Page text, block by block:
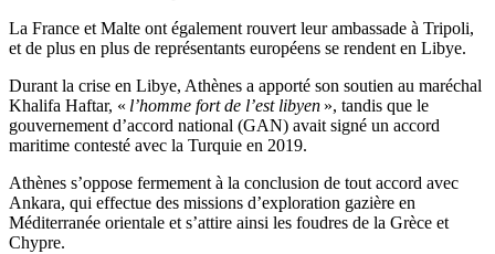
La France et Malte ont également rouvert leur ambassade à Tripoli,
et de plus en plus de représentants européens se rendent en Libye.
Durant la crise en Libye, Athènes a apporté son soutien au maréchal
Khalifa Haftar, « l’homme fort de l’est libyen », tandis que le
gouvernement d’accord national (GAN) avait signé un accord
maritime contesté avec la Turquie en 2019.
Athènes s’oppose fermement à la conclusion de tout accord avec
Ankara, qui effectue des missions d’exploration gazière en
Méditerranée orientale et s’attire ainsi les foudres de la Grèce et
Chypre.